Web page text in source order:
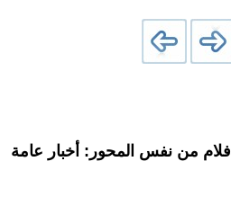
افلام من نفس المحور: أخبار عامة